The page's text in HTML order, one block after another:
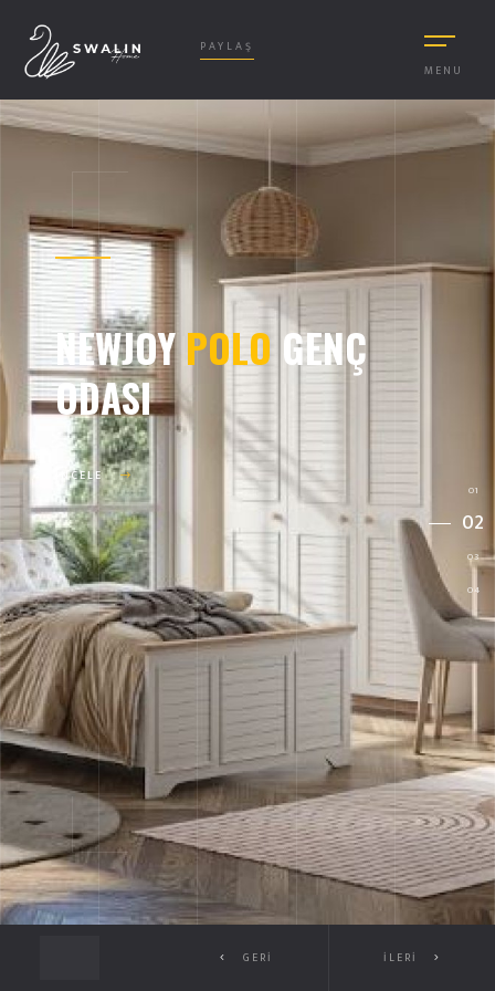
MENU
PAYLAŞ
NEWJOY POLO GENÇ
ODASI
İNCELE
İLERI
GERI